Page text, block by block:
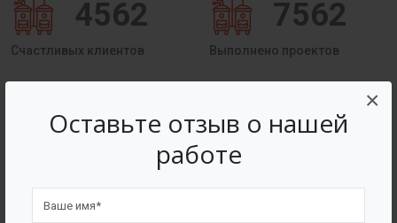
Оставьте отзыв о нашей
работе
×
4562
Счастливых клиентов
7562
Выполнено проектов
Сертификаты